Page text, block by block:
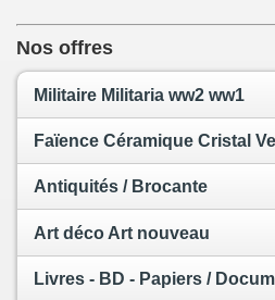
Nos offres
Militaire Militaria ww2 ww1
Faïence Céramique Cristal
Antiquités / Brocante
Art déco Art nouveau
Livres - BD - Papiers /